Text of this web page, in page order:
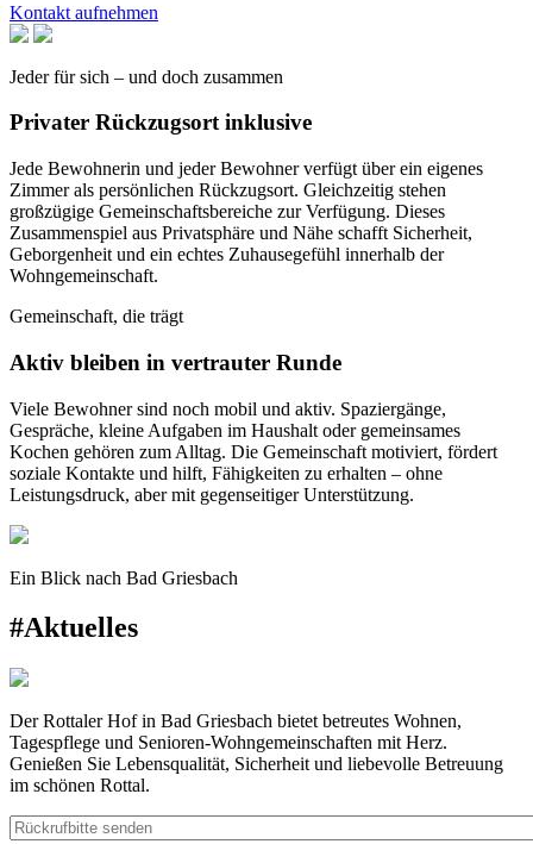
Kontakt aufnehmen
Jeder für sich – und doch zusammen
Privater Rückzugsort inklusive
Jede Bewohnerin und jeder Bewohner verfügt über ein eigenes
Zimmer als persönlichen Rückzugsort. Gleichzeitig stehen
großzügige Gemeinschaftsbereiche zur Verfügung. Dieses
Zusammenspiel aus Privatsphäre und Nähe schafft Sicherheit,
Geborgenheit und ein echtes Zuhausegefühl innerhalb der
Wohngemeinschaft.
Gemeinschaft, die trägt
Aktiv bleiben in vertrauter Runde
Viele Bewohner sind noch mobil und aktiv. Spaziergänge,
Gespräche, kleine Aufgaben im Haushalt oder gemeinsames
Kochen gehören zum Alltag. Die Gemeinschaft motiviert, fördert
soziale Kontakte und hilft, Fähigkeiten zu erhalten – ohne
Leistungsdruck, aber mit gegenseitiger Unterstützung.
Ein Blick nach Bad Griesbach
#Aktuelles
Der Rottaler Hof in Bad Griesbach bietet betreutes Wohnen,
Tagespflege und Senioren-Wohngemeinschaften mit Herz.
Genießen Sie Lebensqualität, Sicherheit und liebevolle Betreuung
im schönen Rottal.